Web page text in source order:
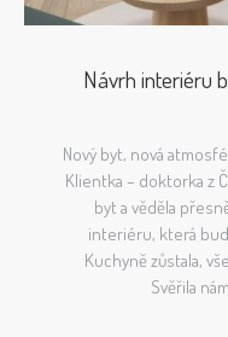
Návrh interiéru
Nový byt, nová
Klientka – doktorka z
byt a věděla
interiéru, která
Kuchyně zůstala,
Svěřila